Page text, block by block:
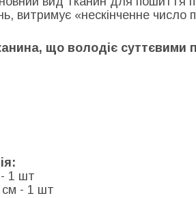
витримує «нескінченне число
що володіє суттєвими
- 1 шт
см - 1 шт